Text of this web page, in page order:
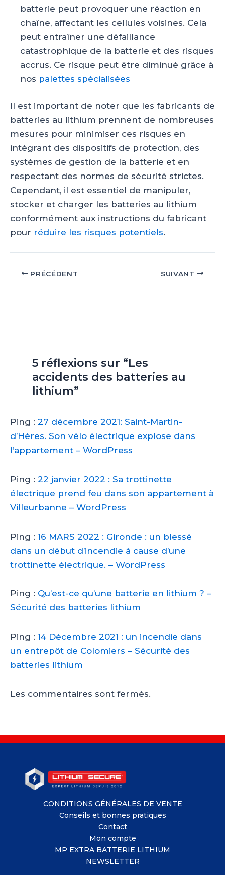
batterie peut provoquer une réaction en
chaîne, affectant les cellules voisines. Cela
peut entraîner une défaillance
catastrophique de la batterie et des risques
accrus. Ce risque peut être diminué grâce à
nos palettes spécialisées
Il est important de noter que les fabricants de
batteries au lithium prennent de nombreuses
mesures pour minimiser ces risques en
intégrant des dispositifs de protection, des
systèmes de gestion de la batterie et en
respectant des normes de sécurité strictes.
Cependant, il est essentiel de manipuler,
stocker et charger les batteries au lithium
conformément aux instructions du fabricant
pour réduire les risques potentiels.
Navigation
PRÉCÉDENT SUIVANT
5 réflexions sur “Les
accidents des batteries au
lithium”
Ping : 27 décembre 2021: Saint-Martin-
d’Hères. Son vélo électrique explose dans
l’appartement – WordPress
Ping : 22 janvier 2022 : Sa trottinette
électrique prend feu dans son appartement à
Villeurbanne – WordPress
Ping : 16 MARS 2022 : Gironde : un blessé
dans un début d’incendie à cause d’une
trottinette électrique. – WordPress
Ping : Qu’est-ce qu’une batterie en lithium ? –
Sécurité des batteries lithium
Ping : 14 Décembre 2021 : un incendie dans
un entrepôt de Colomiers – Sécurité des
batteries lithium
Les commentaires sont fermés.
CONDITIONS GÉNÉRALES DE VENTE
Conseils et bonnes pratiques
Contact
Mon compte
MP EXTRA BATTERIE LITHIUM
NEWSLETTER